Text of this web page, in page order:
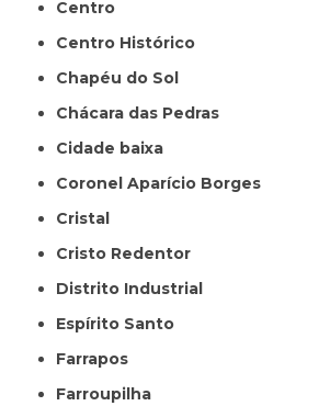
Centro
Centro Histórico
Chapéu do Sol
Chácara das Pedras
Cidade baixa
Coronel Aparício Borges
Cristal
Cristo Redentor
Distrito Industrial
Espírito Santo
Farrapos
Farroupilha